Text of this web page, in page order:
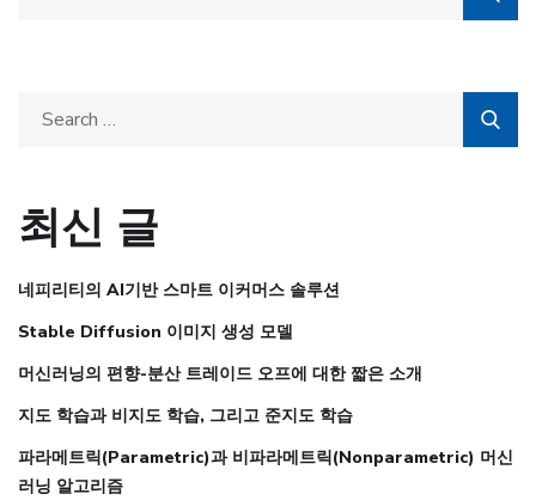
최신 글
네피리티의 AI기반 스마트 이커머스 솔루션
Stable Diffusion 이미지 생성 모델
머신러닝의 편향-분산 트레이드 오프에 대한 짧은 소개
지도 학습과 비지도 학습, 그리고 준지도 학습
파라메트릭(Parametric)과 비파라메트릭(Nonparametric) 머신
러닝 알고리즘